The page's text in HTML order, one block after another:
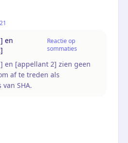
en
Reactie op
sommaties
en [appellant 2] zien geen
af te treden als
SHA.